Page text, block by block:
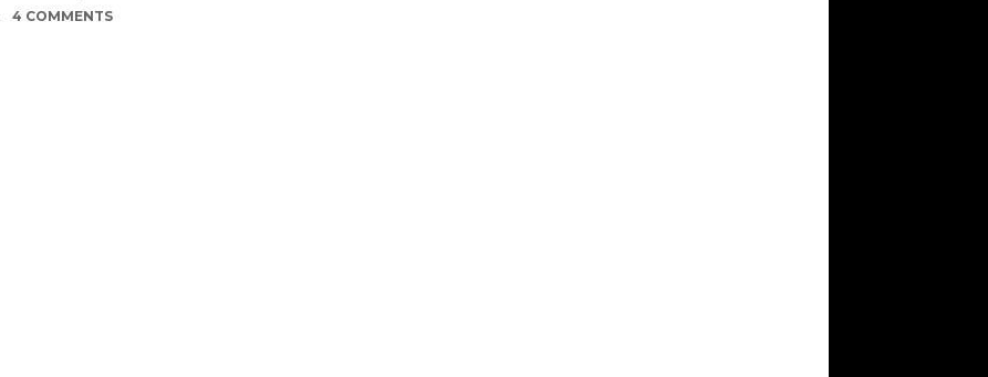
COMMENTS
4 COMMENTS